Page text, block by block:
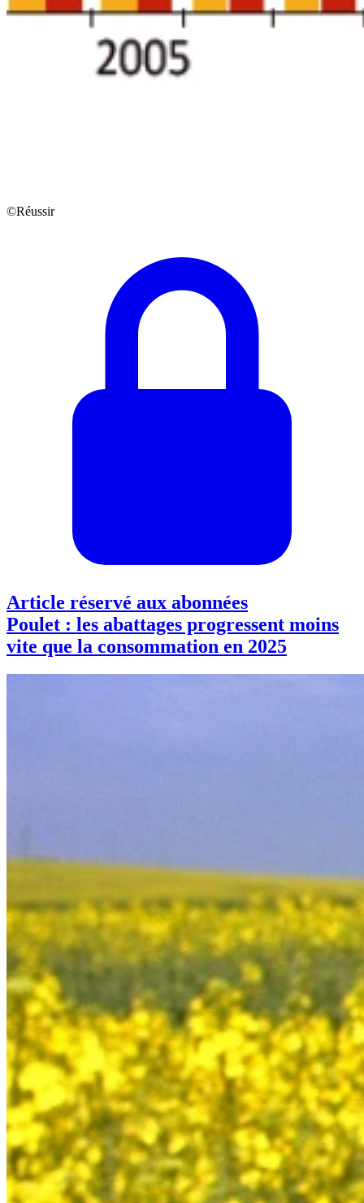
©Réussir
Article réservé aux abonnées
Poulet : les abattages progressent moins
vite que la consommation en 2025